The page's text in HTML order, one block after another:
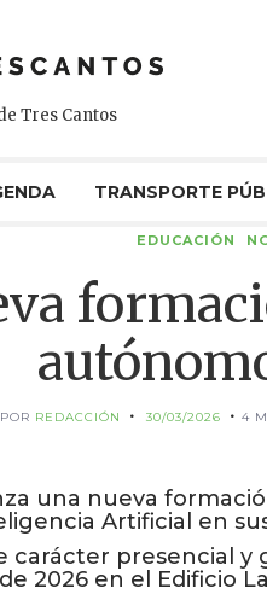
Tres Cantos
TRANSPORTE
EDUCACIÓN
POR REDACCIÓN 30/03/2026 4
una nueva
Artificial en
carácter presencial
2026 en el Edificio